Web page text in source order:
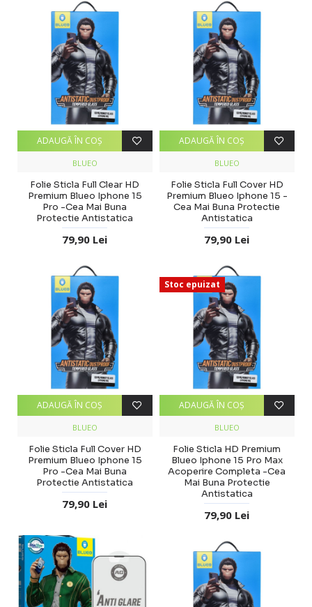
BLUEO
Folie Sticla Full Clear HD
Premium Blueo Iphone 15
Pro -Cea Mai Buna
Protectie Antistatica
79,90 Lei
ADAUGĂ ÎN COŞ
BLUEO
Folie Sticla Full Cover HD
Premium Blueo Iphone 15 -
Cea Mai Buna Protectie
Antistatica
79,90 Lei
ADAUGĂ ÎN COŞ
BLUEO
Folie Sticla Full Cover HD
Premium Blueo Iphone 15
Pro -Cea Mai Buna
Protectie Antistatica
79,90 Lei
ADAUGĂ ÎN COŞ
Stoc epuizat
BLUEO
Folie Sticla HD Premium
Blueo Iphone 15 Pro Max
Acoperire Completa -Cea
Mai Buna Protectie
Antistatica
79,90 Lei
ADAUGĂ ÎN COŞ